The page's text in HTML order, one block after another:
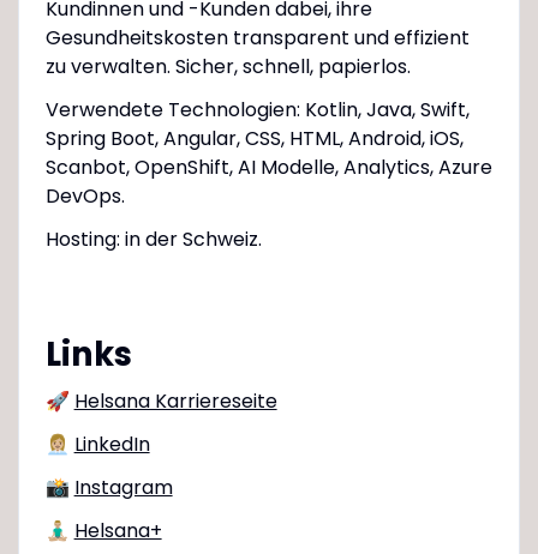
Kundinnen und -Kunden dabei, ihre
Gesundheitskosten transparent und effizient
zu verwalten. Sicher, schnell, papierlos.
Verwendete Technologien: Kotlin, Java, Swift,
Spring Boot, Angular, CSS, HTML, Android, iOS,
Scanbot, OpenShift, AI Modelle, Analytics, Azure
DevOps.
Hosting: in der Schweiz.
Links
🚀 Helsana Karriereseite
👩🏼‍💼 LinkedIn
📸 Instagram
🧘🏼‍♂️ Helsana+